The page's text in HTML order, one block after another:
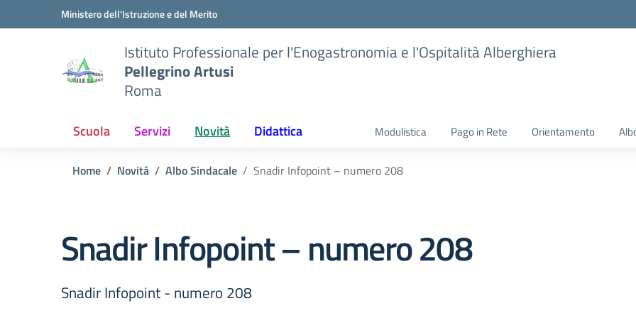
Vai ai contenuti
Vai al menu di navigazioneMinistero dell'Istruzione e del Merito
Istituto Professionale per l'Enogastronomia e l'Ospitalità Alberghiera
Pellegrino Artusi
Roma
Scuola Servizi Novità Didattica Modulistica Pago in Rete Orientamento
Home Novità Albo Sindacale Snadir Infopoint – numero 208
Snadir Infopoint – numero 208
Snadir Infopoint - numero 208